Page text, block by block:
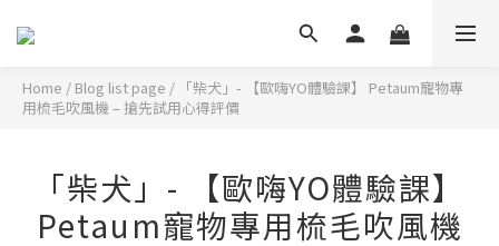
Home / Blog list page / 「柴犬」- 【歐嗨YO體驗課】 Petaum寵物專
用梳毛吹風機 – 搶先試用心得評價
「柴犬」- 【歐嗨YO體驗課】
Petaum寵物專用梳毛吹風機